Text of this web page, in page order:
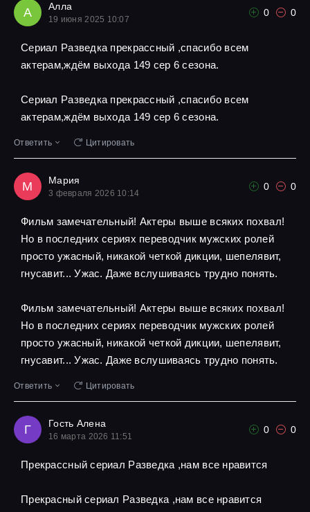
А Алла
19 июня 2025 10:07
0 0
Сериал Разведка прекрассный ,спасибо всем
актерам,ждём выхода 149 сер 6 сезона.
Сериал Разведка прекрассный ,спасибо всем
актерам,ждём выхода 149 сер 6 сезона.
Ответить Цитировать
М Мария
3 февраля 2026 10:14
0 0
Фильм замечательный! Актеры выше всяких похвал!
Но в последних сериях переводчик мужских ролей
просто ужасный, никакой четкой дикции, шепелявит,
гнусавит... Ужас. Даже вслушиваясь трудно понять.
Фильм замечательный! Актеры выше всяких похвал!
Но в последних сериях переводчик мужских ролей
просто ужасный, никакой четкой дикции, шепелявит,
гнусавит... Ужас. Даже вслушиваясь трудно понять.
Ответить Цитировать
Г Гость Алена
16 марта 2026 11:51
0 0
Прекрассный сериал Разведка ,нам все нравится
Прекрасный сериал Разведка ,нам все нравится